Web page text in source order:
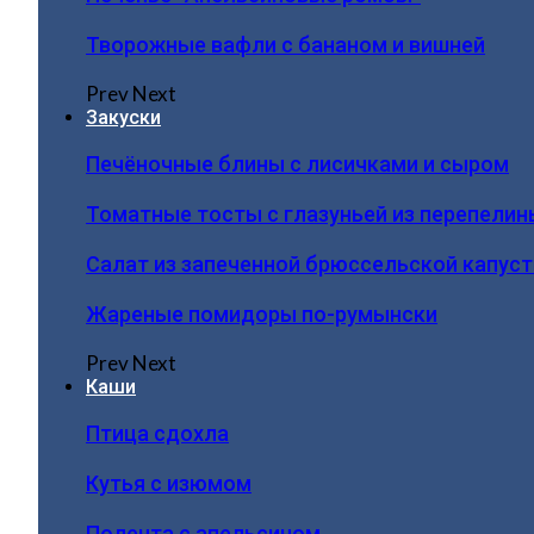
Творожные вафли с бананом и вишней
PrevNext
Закуски
Печёночные блины с лисичками и сыром
Томатные тосты с глазуньей из
Салат из запеченной брюссельской
Жареные помидоры по-румынски
PrevNext
Каши
Птица сдохла
Кутья с изюмом